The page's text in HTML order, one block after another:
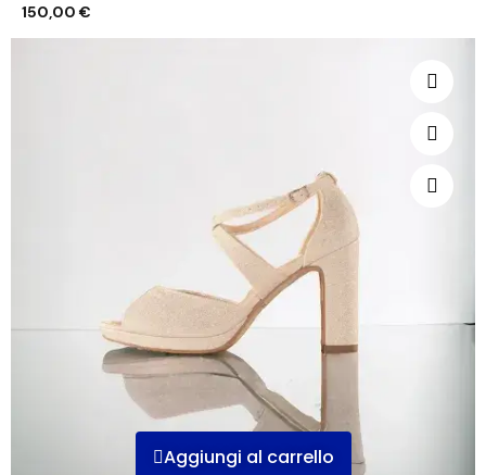
150,00 €
Aggiungi al carrello